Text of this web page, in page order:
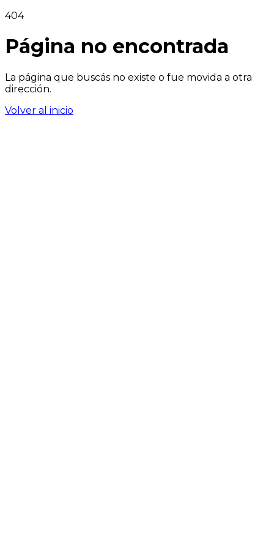
404
Página no encontrada
La página que buscás no existe o fue movida a otra
dirección.
Volver al inicio